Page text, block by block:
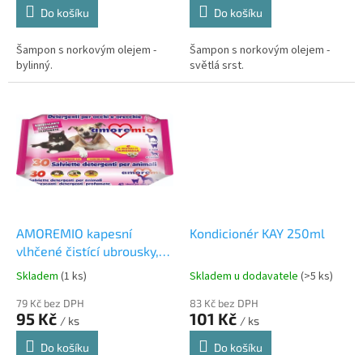
Do košíku
Šampon s norkovým olejem -
bylinný.
Do košíku
Šampon s norkovým olejem -
světlá srst.
AMOREMIO kapesní
vlhčené čistící ubrousky,
extrakt z heřmánku, 30 ks
Skladem (1 ks)
79 Kč bez DPH
95 Kč / ks
Do košíku
Kondicionér KAY 250ml
Skladem u dodavatele (>5 ks)
83 Kč bez DPH
101 Kč / ks
Do košíku